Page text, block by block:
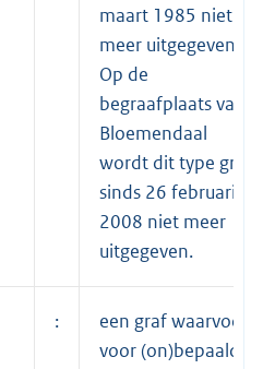
maart 1985 niet
meer uitgegeven.
Op de
begraafplaats van
Bloemendaal
wordt dit type graf
sinds 26 februari
2008 niet meer
uitgegeven.
:
een graf waarvoor
voor (on)bepaalde